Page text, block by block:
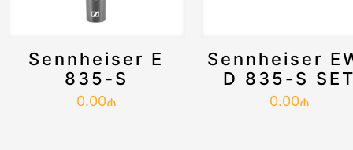
Sennheiser E
835-S
0.00₼
Sennheiser
D 835-S
0.00₼